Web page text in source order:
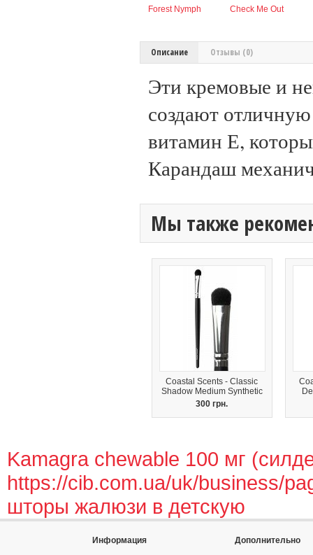
Forest Nymph Check Me Out
Описание Отзывы (0)
Эти кремовые и
создают
витамин Е,
Карандаш
Мы также
Coastal Scents - Classic
Shadow Medium Synthetic
300 грн.
Kamagra chewable 100 мг
https://cib.com.ua/uk/business/
шторы жалюзи в детскую
Информация
Дополнительно